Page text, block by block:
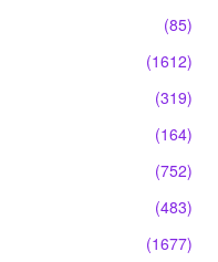
(85)
(1612)
(319)
(164)
(752)
(483)
(1677)